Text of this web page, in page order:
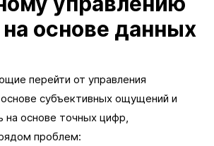
основе данных
перейти от управления
субъективных ощущений и
на основе точных цифр,
проблем: